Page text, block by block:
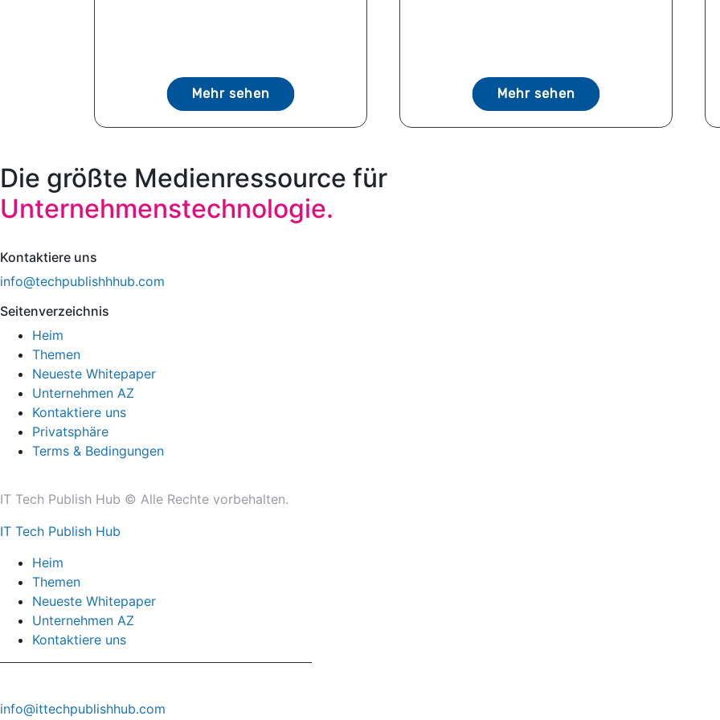
Mehr sehen Mehr sehen
Die größte Medienressource für
Unternehmenstechnologie.
Kontaktiere uns
info@techpublishhhub.com
Seitenverzeichnis
Heim
Themen
Neueste Whitepaper
Unternehmen AZ
Kontaktiere uns
Privatsphäre
Terms & Bedingungen
IT Tech Publish Hub © Alle Rechte vorbehalten.
IT Tech Publish Hub
Heim
Themen
Neueste Whitepaper
Unternehmen AZ
Kontaktiere uns
info@ittechpublishhub.com